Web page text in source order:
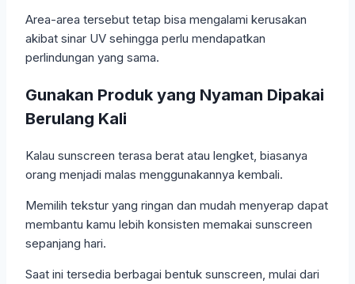
Area-area tersebut tetap bisa mengalami kerusakan
akibat sinar UV sehingga perlu mendapatkan
perlindungan yang sama.
Gunakan Produk yang Nyaman Dipakai
Berulang Kali
Kalau sunscreen terasa berat atau lengket, biasanya
orang menjadi malas menggunakannya kembali.
Memilih tekstur yang ringan dan mudah menyerap dapat
membantu kamu lebih konsisten memakai sunscreen
sepanjang hari.
Saat ini tersedia berbagai bentuk sunscreen, mulai dari